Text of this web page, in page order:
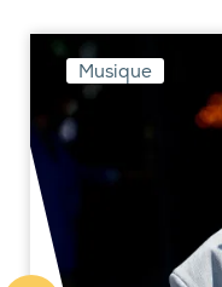
Musique